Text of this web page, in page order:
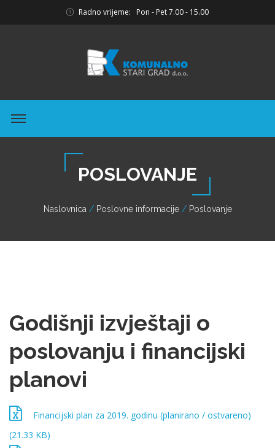
Radno vrijeme: Pon - Pet 7.00 - 15.00
POSLOVANJE
Naslovnica Poslovne informacije Poslovanje
Godišnji izvještaji o
poslovanju i financijski
planovi
Financijski plan za 2019. godinu (planirano / ostvareno)
(21.33 KB)